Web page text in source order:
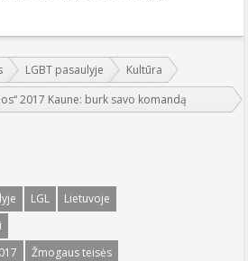
LGBT pasaulyje
Kultūra
2017 Kaune: burk savo komandą
LGL
Lietuvoje
Žmogaus teisės